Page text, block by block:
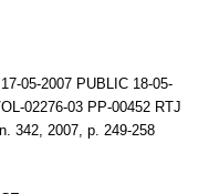
05-2007 PUBLIC 18-05-
02276-03 PP-00452 RTJ
342, 2007, p. 249-258